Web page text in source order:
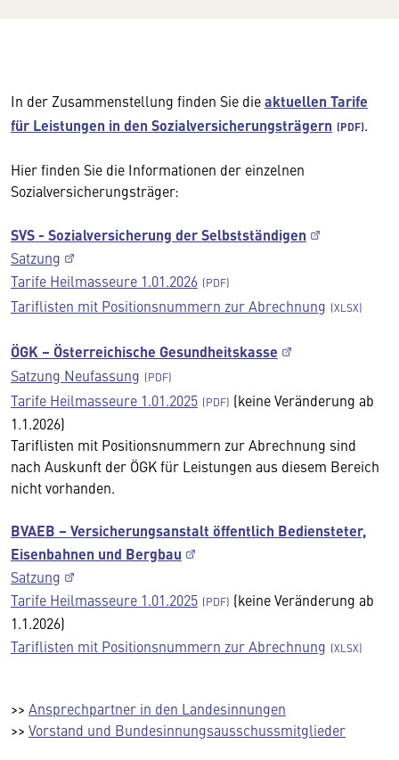
In der Zusammenstellung finden Sie dieaktuellen Tarife
für Leistungen in den Sozialversicherungsträgern
.
Hier finden Sie die Informationen der einzelnen
Sozialversicherungsträger:
SVS - Sozialversicherung der Selbstständigen
Satzung
Tarife Heilmasseure 1.01.2026
Tariflisten mit Positionsnummern zur Abrechnung
ÖGK – Österreichische Gesundheitskasse
Satzung Neufassung
Tarife Heilmasseure 1.01.2025
(keine Veränderung ab
1.1.2026)
Tariflisten mit Positionsnummern zur Abrechnung sind
nach Auskunft der ÖGK für Leistungen aus diesem Bereich
nicht vorhanden.
BVAEB – Versicherungsanstalt öffentlich Bediensteter,
Eisenbahnen und Bergbau
Satzung
Tarife Heilmasseure 1.01.2025
(keine Veränderung ab
1.1.2026)
Tariflisten mit Positionsnummern zur Abrechnung
>> Ansprechpartner in den Landesinnungen
>> Vorstand und Bundesinnungsausschussmitglieder